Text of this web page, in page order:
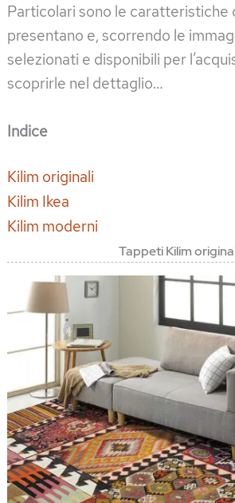
Particolari sono le caratteristiche
presentano e, scorrendo le
selezionati e disponibili per
scoprirle nel dettaglio…
Indice
Kilim originali
Kilim Ikea
Kilim moderni
Tappeti Kilim